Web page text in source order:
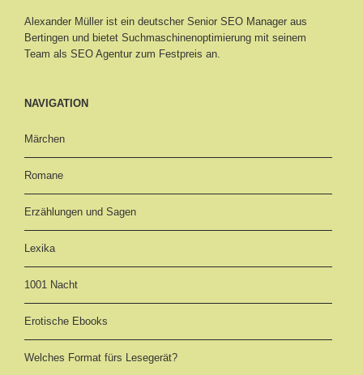
Alexander Müller ist ein deutscher Senior SEO Manager aus
Bertingen und bietet Suchmaschinenoptimierung mit seinem
Team als SEO Agentur zum Festpreis an.
NAVIGATION
Märchen
Romane
Erzählungen und Sagen
Lexika
1001 Nacht
Erotische Ebooks
Welches Format fürs Lesegerät?